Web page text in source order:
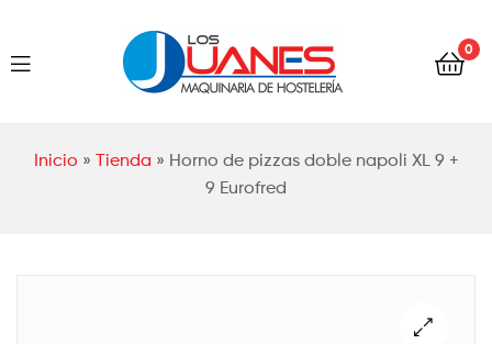
Los
0
Inicio » Tienda » Horno de pizzas doble napoli XL 9 +
9 Eurofred
Los